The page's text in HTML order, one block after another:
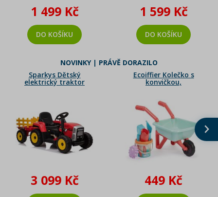
1 499 Kč
DO KOŠÍKU
1 599 Kč
DO KOŠÍKU
NOVINKY | PRÁVĚ DORAZILO
Sparkys Dětský
elektrický traktor
MX-611
3 099 Kč
Ecoiffier Kolečko s
konvičkou,
449 Kč